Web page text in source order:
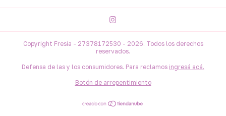
Copyright Fresia - 27378172530 - 2026. Todos los derechos
reservados.
Defensa de las y los consumidores. Para reclamos ingresá acá.
Botón de arrepentimiento